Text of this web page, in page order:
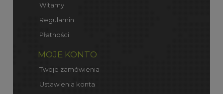
Witamy
Regulamin
Płatności
MOJE KONTO
Twoje zamówienia
Ustawienia konta